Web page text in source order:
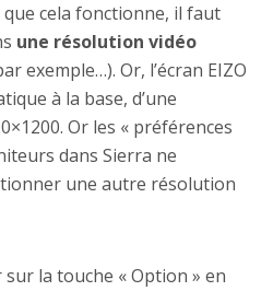
cela fonctionne, il faut
une résolution vidéo
exemple…). Or, l’écran EIZO
à la base, d’une
Or les « préférences
dans Sierra ne
une autre résolution
sur la touche « Option » en